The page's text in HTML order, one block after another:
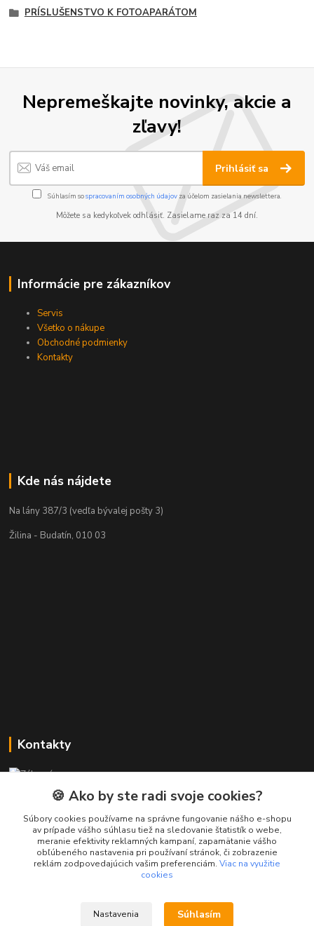
PRÍSLUŠENSTVO K FOTOAPARÁTOM
Nepremeškajte novinky, akcie a
zľavy!
Prihlásiť sa
Súhlasím sospracovaním osobných údajov za účelom zasielania newslettera.
Môžete sa kedykoľvek odhlásiť. Zasielame raz za 14 dní.
Informácie pre zákazníkov
Servis
Všetko o nákupe
Obchodné podmienky
Kontakty
Kde nás nájdete
Na lány 387/3 (vedľa bývalej pošty 3)
Žilina - Budatín, 010 03
Kontakty
+421 911 010 560
Po-Pia, 13-17 hod.
info@presmartfon.sk
🍪 Ako by ste radi svoje cookies?
Súbory cookies používame na správne fungovanie nášho e-shopu
av prípade vášho súhlasu tiež na sledovanie štatistík o webe,
meranie efektivity reklamných kampaní, zapamätanie vášho
obľúbeného nastavenia pri používaní stránok, či zobrazenie
reklám zodpovedajúcich vašim preferenciám. Viac na využitie
cookies
Nastavenia Súhlasím